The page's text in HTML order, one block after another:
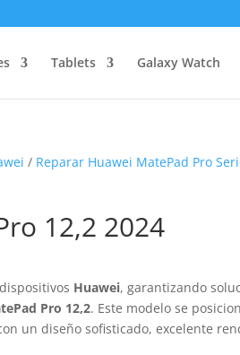
Tablets Galaxy Watch
/ Reparar Huawei MatePad Pro
12,2 2024
Huawei, garantizando
Pro 12,2. Este modelo se
un diseño sofisticado, excelente